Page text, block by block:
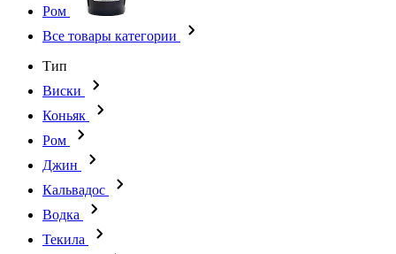
Ром
Все товары категории
Тип
Виски
Коньяк
Ром
Джин
Кальвадос
Водка
Текила